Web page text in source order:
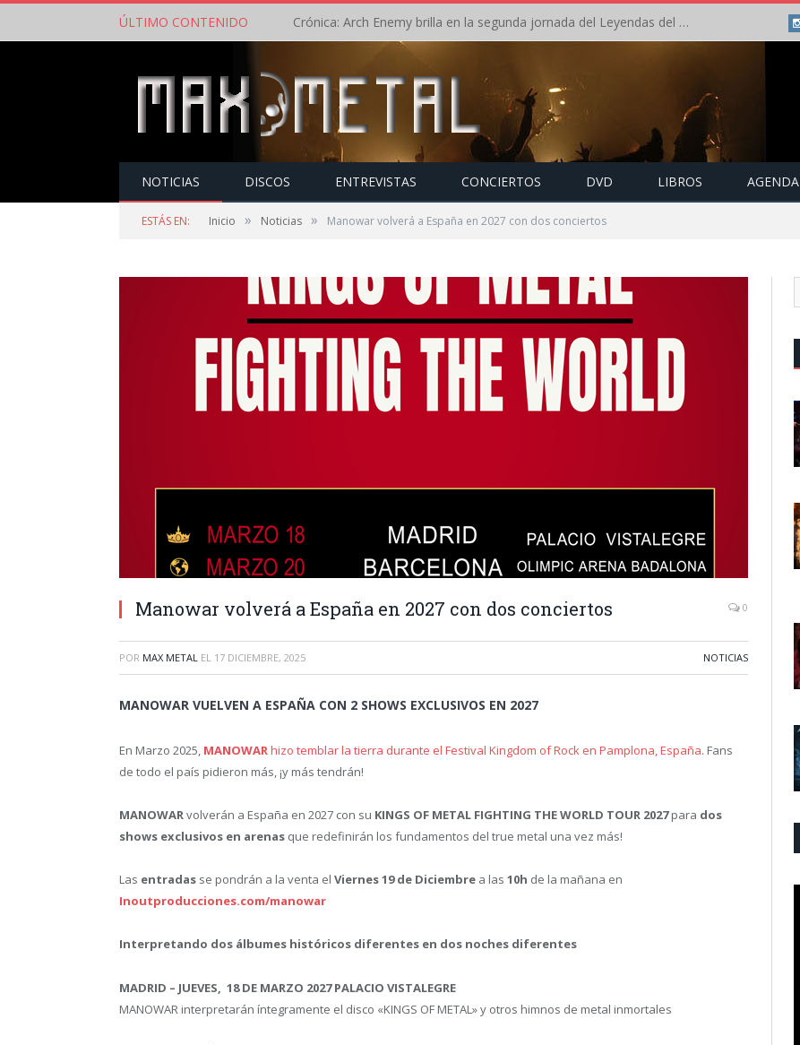
ÚLTIMO CONTENIDO Crónica: Arch Enemy brilla en la segunda jornada del Leyendas del Rock – Jueves – Agosto 2026
NOTICIAS DISCOS ENTREVISTAS CONCIERTOS DVD LIBROS AGENDA
ESTÁS EN: Inicio » Noticias » Manowar volverá a España en 2027 con dos conciertos
Manowar volverá a España en 2027 con dos conciertos 0
POR MAX METAL EL 17 DICIEMBRE, 2025 NOTICIAS
MANOWAR VUELVEN A ESPAÑA CON 2 SHOWS EXCLUSIVOS EN 2027
En Marzo 2025, MANOWARhizo temblar la tierra durante el Festival Kingdom of Rock en Pamplona, España. Fans
de todo el país pidieron más, ¡y más tendrán!
MANOWARvolverán a España en 2027 con su KINGS OF METAL FIGHTING THE WORLD TOUR 2027para dos
shows exclusivos en arenas que redefinirán los fundamentos del true metal una vez más!
Las entradas se pondrán a la venta el Viernes 19 de Diciembre a las 10h de la mañana en
Inoutproducciones.com/manowar
Interpretando dos álbumes históricos diferentes en dos noches diferentes
MADRID – JUEVES, 18 DE MARZO 2027 PALACIO VISTALEGRE
MANOWAR interpretarán íntegramente el disco «KINGS OF METAL» y otros himnos de metal inmortales